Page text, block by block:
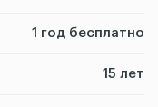
1 год бесплатно
15 лет